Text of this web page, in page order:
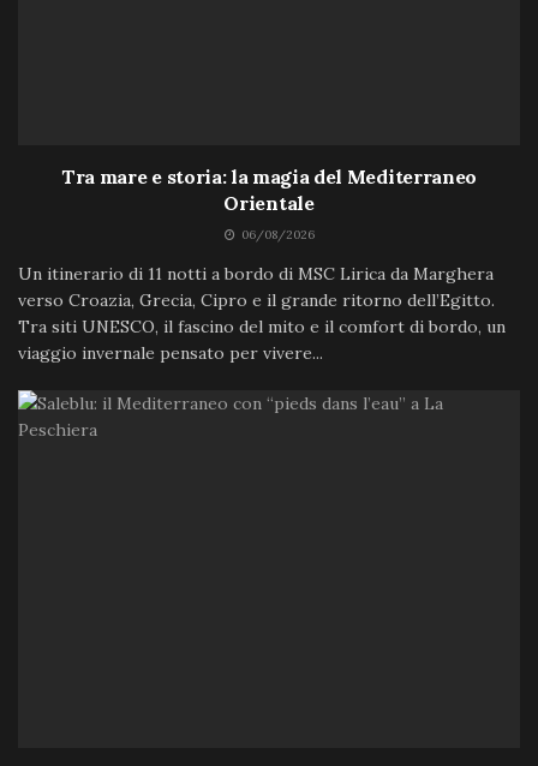
Tra mare e storia: la magia del Mediterraneo
Orientale
06/08/2026
Un itinerario di 11 notti a bordo di MSC Lirica da Marghera
verso Croazia, Grecia, Cipro e il grande ritorno dell’Egitto.
Tra siti UNESCO, il fascino del mito e il comfort di bordo, un
viaggio invernale pensato per vivere...